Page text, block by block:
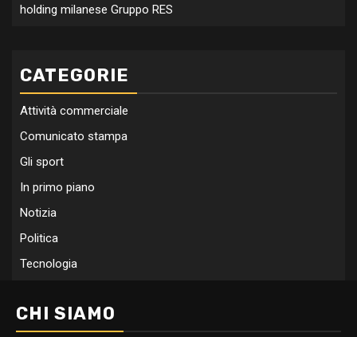
holding milanese Gruppo RES
CATEGORIE
Attività commerciale
Comunicato stampa
Gli sport
In primo piano
Notizia
Politica
Tecnologia
CHI SIAMO